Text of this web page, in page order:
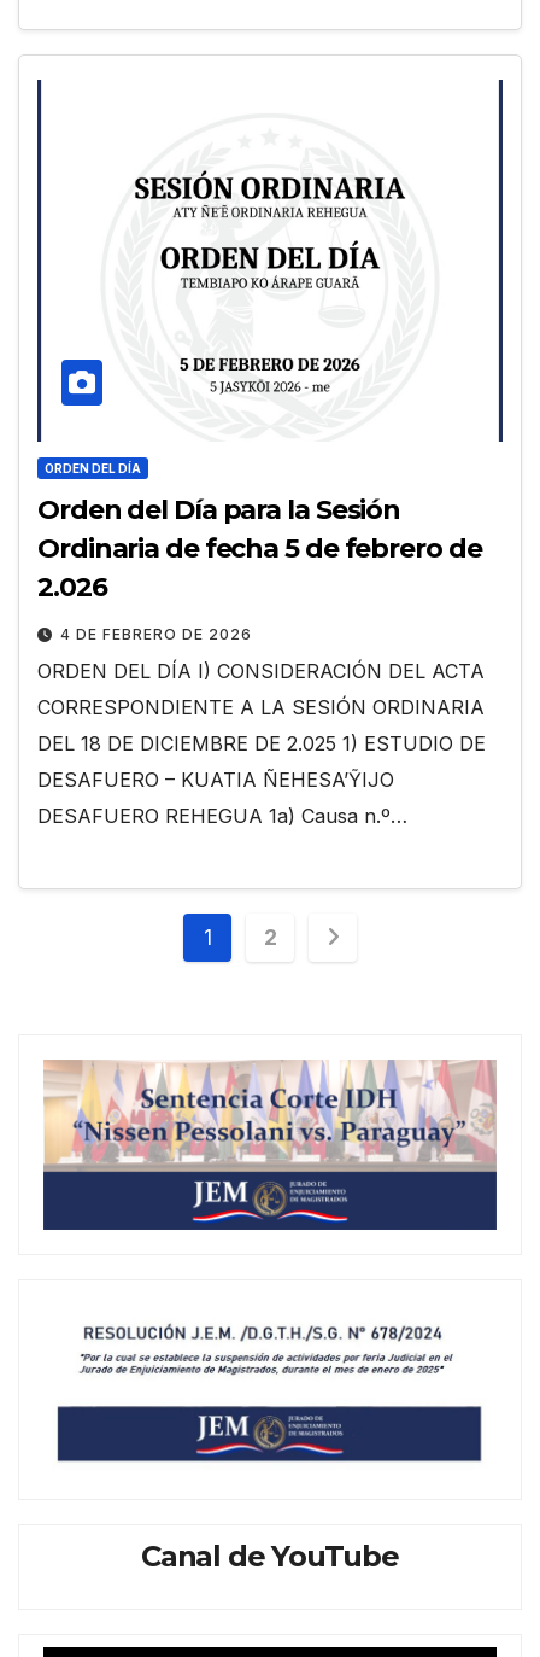
ORDEN DEL DÍA
Orden del Día para la Sesión
Ordinaria de fecha 5 de febrero de
2.026
4 DE FEBRERO DE 2026
ORDEN DEL DÍA I) CONSIDERACIÓN DEL ACTA
CORRESPONDIENTE A LA SESIÓN ORDINARIA
DEL 18 DE DICIEMBRE DE 2.025 1) ESTUDIO DE
DESAFUERO – KUATIA ÑEHESA’ỸIJO
DESAFUERO REHEGUA 1a) Causa n.º…
Paginación
1 2
Canal de YouTube